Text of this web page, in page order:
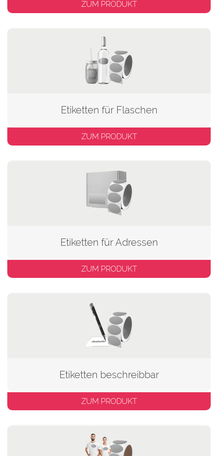
ZUM PRODUKT
Etiketten für Flaschen
ZUM PRODUKT
Etiketten für Adressen
ZUM PRODUKT
Etiketten beschreibbar
ZUM PRODUKT